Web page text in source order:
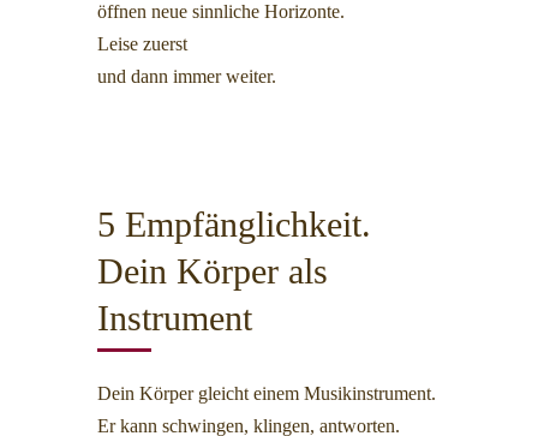
öffnen neue sinnliche Horizonte.
Leise zuerst
und dann immer weiter.
5 Empfänglichkeit.
Dein Körper als
Instrument
Dein Körper gleicht einem Musikinstrument.
Er kann schwingen, klingen, antworten.